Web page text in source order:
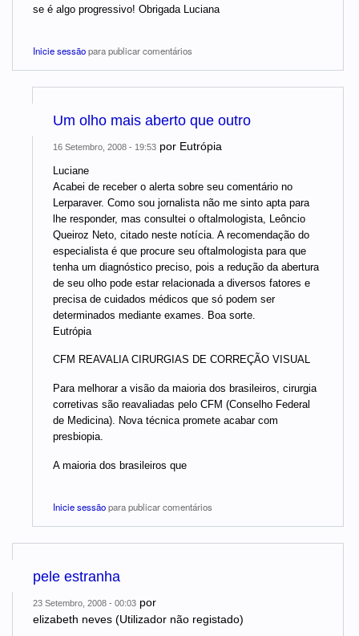
se é algo progressivo! Obrigada Luciana
Inicie sessãopara publicar comentários
Um olho mais aberto que outro
16 Setembro, 2008 - 19:53 por Eutrópia
Luciane
Acabei de receber o alerta sobre seu comentário no
Lerparaver. Como sou jornalista não me sinto apta para
lhe responder, mas consultei o oftalmologista, Leôncio
Queiroz Neto, citado neste notícia. A recomendação do
especialista é que procure seu oftalmologista para que
tenha um diagnóstico preciso, pois a redução da abertura
de seu olho pode estar relacionada a diversos fatores e
precisa de cuidados médicos que só podem ser
determinados mediante exames. Boa sorte.
Eutrópia
CFM REAVALIA CIRURGIAS DE CORREÇÃO VISUAL
Para melhorar a visão da maioria dos brasileiros, cirurgia
corretivas são reavaliadas pelo CFM (Conselho Federal
de Medicina). Nova técnica promete acabar com
presbiopia.
A maioria dos brasileiros que
Inicie sessãopara publicar comentários
pele estranha
23 Setembro, 2008 - 00:03 por
elizabeth neves (Utilizador não registado)